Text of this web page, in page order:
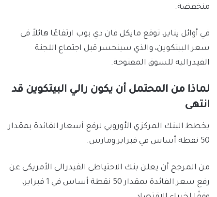
منخفضة.
في أوائل يناير، توقع مايكل فان دي بوب ارتفاعًا هائلاً في
سعر البيتكوين، والذي سينحسر قبل اجتماع اللجنة
الفيدرالية للسوق المفتوحة.
لماذا من المحتمل أن يكون رالي البيتكوين قد
انتهى
يخطط البنك المركزي الأوروبي لرفع أسعار الفائدة بمقدار
50 نقطة أساس في فبراير ومارس.
من المرجح أن يعلن بنك الاحتياطي الفيدرالي الأمريكي عن
رفع سعر الفائدة بمقدار 50 نقطة أساس في 1 فبراير،